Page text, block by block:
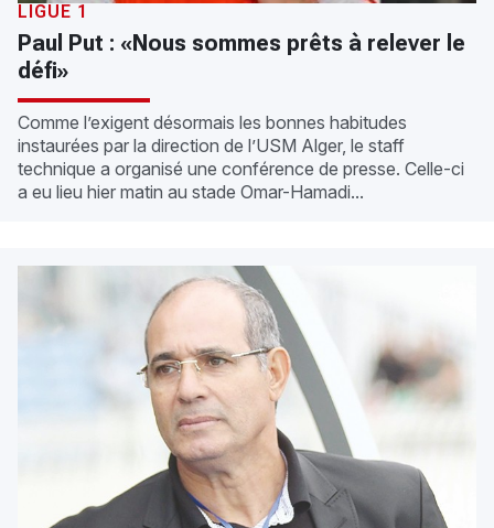
LIGUE 1
Paul Put : «Nous sommes prêts à relever le
défi»
Comme l’exigent désormais les bonnes habitudes
instaurées par la direction de l’USM Alger, le staff
technique a organisé une conférence de presse. Celle-ci
a eu lieu hier matin au stade Omar-Hamadi...